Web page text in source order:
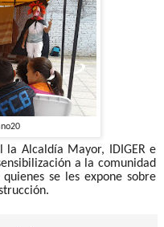
Alcaldía Mayor, IDIGER e
a la comunidad
se les expone sobre